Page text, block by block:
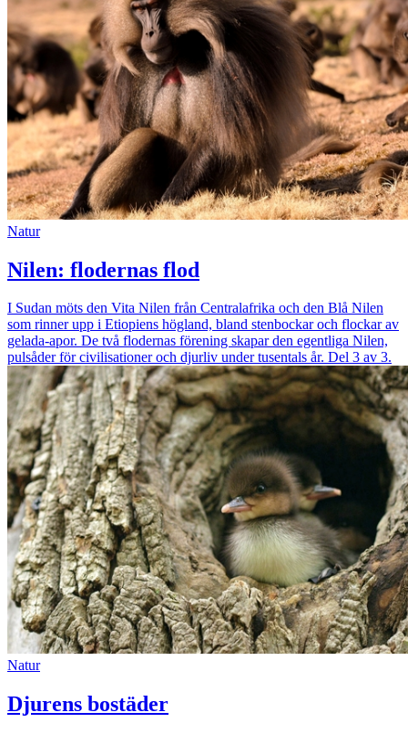
Natur
Nilen: flodernas flod
I Sudan möts den Vita Nilen från Centralafrika och den Blå Nilen
som rinner upp i Etiopiens högland, bland stenbockar och flockar av
gelada-apor. De två flodernas förening skapar den egentliga Nilen,
pulsåder för civilisationer och djurliv under tusentals år. Del 3 av 3.
Natur
Djurens bostäder